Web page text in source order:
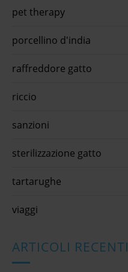
pet therapy
porcellino d'india
raffreddore gatto
riccio
sanzioni
sterilizzazione gatto
tartarughe
viaggi
ARTICOLI RECENTI